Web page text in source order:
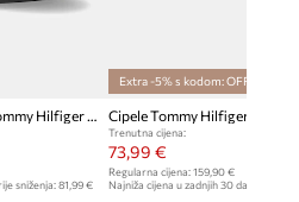
sniženja:81,99 €
Extra -5% s kodom: OFF*
Trenutna cijena:
73,99 €
Regularna cijena: 159,90 €
Najniža cijena u zadnjih 30 dana prije